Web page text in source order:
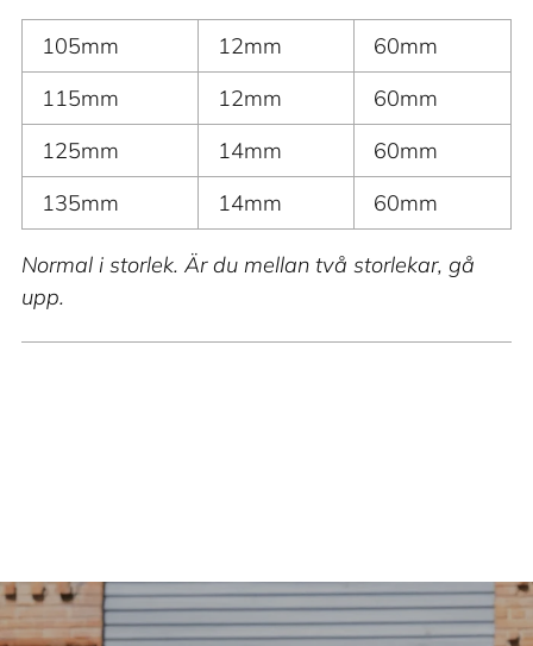
105mm 12mm
60mm
115mm
12mm
60mm
125mm
14mm
60mm
135mm
14mm 60mm
Normal i storlek. Är du mellan två storlekar, gå
upp.